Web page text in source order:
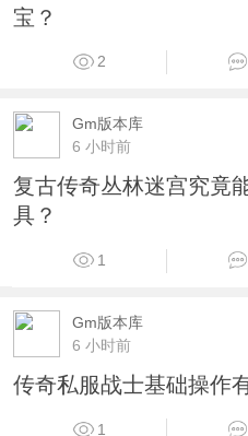
宝？
2
Gm版本库
6 小时前
复古传奇丛林迷宫究竟
具？
1
Gm版本库
6 小时前
传奇私服战士基础操作
1